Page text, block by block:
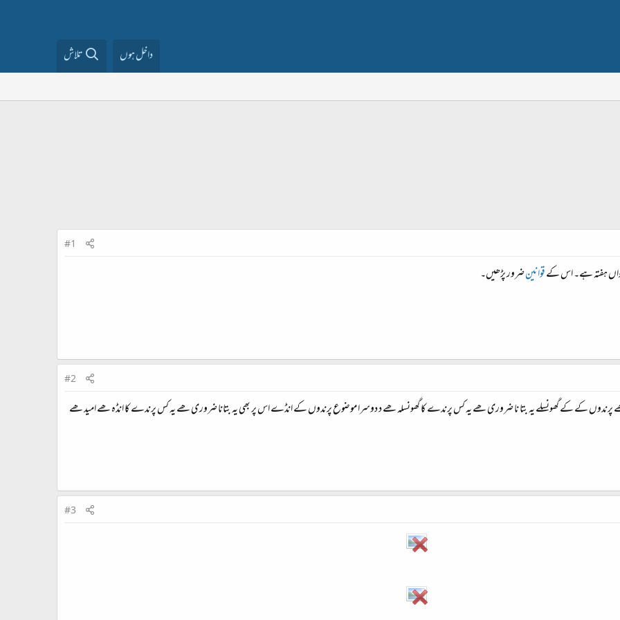
داخل ہوں تلاش
#1
ہفتہ ہے۔ اس کےقوانینضرور پڑھیں۔
#2
ھے پرندوں کے کے گھونسلے یہ بتا نا ضروری ھے یہ کس پرندے کا گھونسلہ ھے د دوسرا موضوع پرندوں کے انڈے اس پر بھی یہ بتانا ضروری ھے یہ کس پرندے کا انڈہ ھے امید ھے
#3